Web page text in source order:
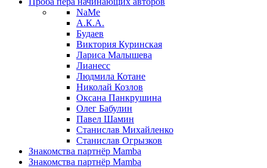
NaMe
А.К.А.
Будаев
Виктория Куринская
Лариса Малышева
Лианесс
Людмила Котане
Николай Козлов
Оксана Панкрушина
Олег Бабулин
Павел Шамин
Станислав Михайленко
Станислав Огрызков
Знакомства партнёр Mamba
Знакомства партнёр Mamba